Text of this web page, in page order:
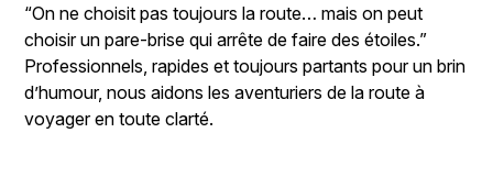
“On ne choisit pas toujours la route… mais on peut
choisir un pare-brise qui arrête de faire des étoiles.”
Professionnels, rapides et toujours partants pour un brin
d’humour, nous aidons les aventuriers de la route à
voyager en toute clarté.